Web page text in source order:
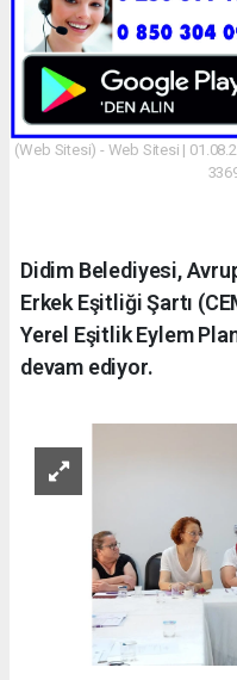
(Web Sitesi) - Web Sitesi |
Didim Belediyesi,
Erkek Eşitliği Şartı
Yerel Eşitlik Eylem
devam ediyor.